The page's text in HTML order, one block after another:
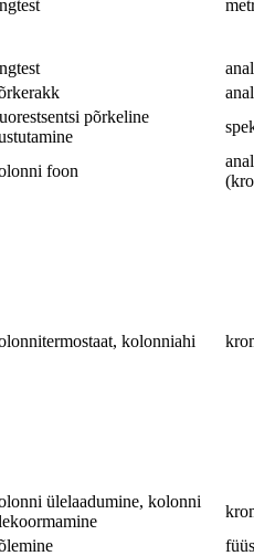
põrkeline
foon
kolonniahi
ülelaadumine, kolonni